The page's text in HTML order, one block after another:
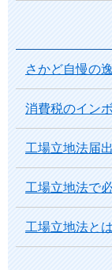
さかど自慢の
消費税のイン
工場立地法届
工場立地法で
工場立地法とは